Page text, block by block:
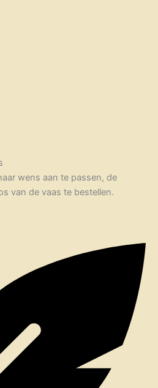
wens aan te passen, de
van de vaas te bestellen.